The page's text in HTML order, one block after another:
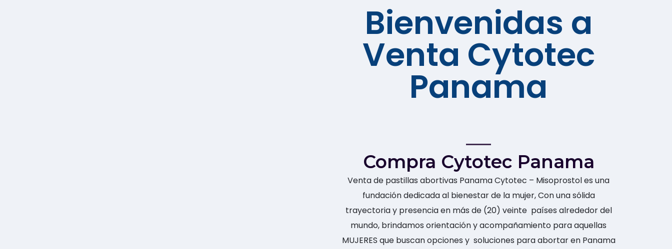
Bienvenidas a
Venta Cytotec
Panama
Compra Cytotec Panama
Venta de pastillas abortivas Panama Cytotec – Misoprostol es una
fundación dedicada al bienestar de la mujer, Con una sólida
trayectoria y presencia en más de (20) veinte países alrededor del
mundo, brindamos orientación y acompañamiento para aquellas
MUJERES que buscan opciones y soluciones para abortar en Panama